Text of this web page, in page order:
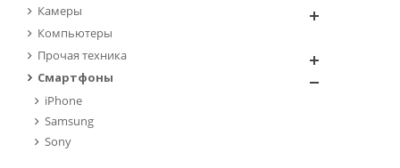
Камеры
Компьютеры
Прочая техника
Смартфоны
iPhone
Samsung
Sony